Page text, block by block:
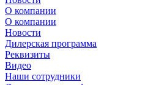
О компании
О компании
Новости
Дилерская программа
Реквизиты
Видео
Наши сотрудники